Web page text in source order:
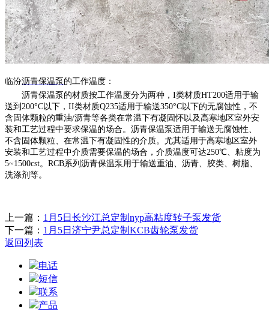
临汾沥青保温泵 的工作温度：
沥青保温泵的材质按工作温度分为两种， I类材质HT200适用于输
送到200°C以下，II类材质Q235适用于输送350°C以下的无腐蚀性，不
含固体颗粒的重油/沥青等各类在常温下有凝固怀以及高寒地区室外安
装和工艺过程中要求保温的场合。沥青保温泵适用于输送无腐蚀性、
不含固体颗粒、在常温下有凝固性的介质。尤其适用于高寒地区室外
安装和工艺过程中介质需要保温的场合，介质温度可达250℃、粘度为
5~1500cst。RCB系列沥青保温泵用于输送重油、沥青、胶类、树脂、
洗涤剂等。
上一篇： 1月5日长沙江总定制nyp高粘度转子泵发货
下一篇： 1月5日济宁尹总定制KCB齿轮泵发货
返回列表
电话
短信
联系
产品